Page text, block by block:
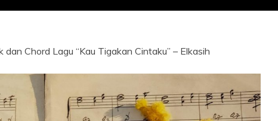
dan Chord Lagu “Kau Tigakan Cintaku” – Elkasih